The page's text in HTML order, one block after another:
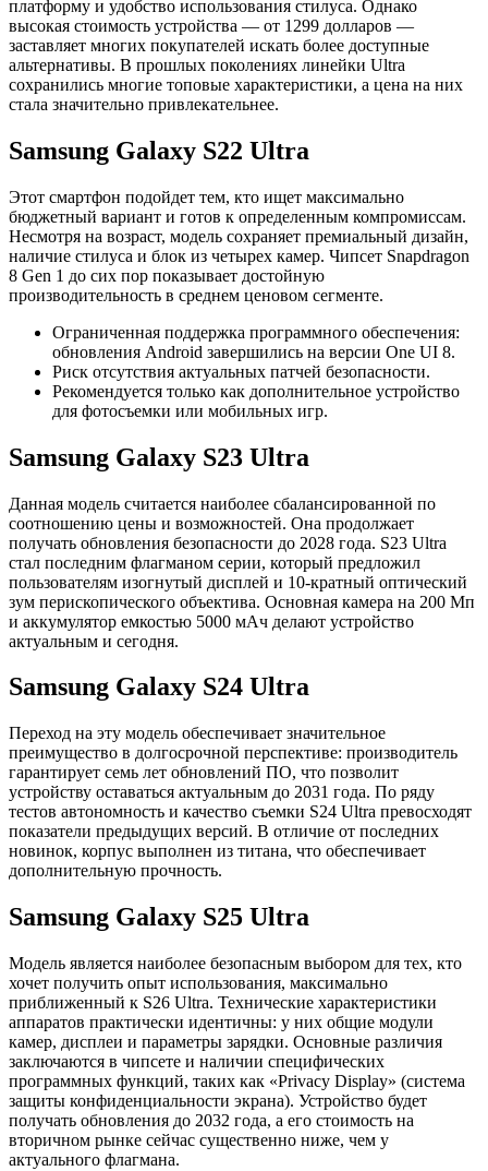
платформу и удобство использования стилуса. Однако
высокая стоимость устройства — от 1299 долларов —
заставляет многих покупателей искать более доступные
альтернативы. В прошлых поколениях линейки Ultra
сохранились многие топовые характеристики, а цена на них
стала значительно привлекательнее.
Samsung Galaxy S22 Ultra
Этот смартфон подойдет тем, кто ищет максимально
бюджетный вариант и готов к определенным компромиссам.
Несмотря на возраст, модель сохраняет премиальный дизайн,
наличие стилуса и блок из четырех камер. Чипсет Snapdragon
8 Gen 1 до сих пор показывает достойную
производительность в среднем ценовом сегменте.
Ограниченная поддержка программного обеспечения:
обновления Android завершились на версии One UI 8.
Риск отсутствия актуальных патчей безопасности.
Рекомендуется только как дополнительное устройство
для фотосъемки или мобильных игр.
Samsung Galaxy S23 Ultra
Данная модель считается наиболее сбалансированной по
соотношению цены и возможностей. Она продолжает
получать обновления безопасности до 2028 года. S23 Ultra
стал последним флагманом серии, который предложил
пользователям изогнутый дисплей и 10-кратный оптический
зум перископического объектива. Основная камера на 200 Мп
и аккумулятор емкостью 5000 мАч делают устройство
актуальным и сегодня.
Samsung Galaxy S24 Ultra
Переход на эту модель обеспечивает значительное
преимущество в долгосрочной перспективе: производитель
гарантирует семь лет обновлений ПО, что позволит
устройству оставаться актуальным до 2031 года. По ряду
тестов автономность и качество съемки S24 Ultra превосходят
показатели предыдущих версий. В отличие от последних
новинок, корпус выполнен из титана, что обеспечивает
дополнительную прочность.
Samsung Galaxy S25 Ultra
Модель является наиболее безопасным выбором для тех, кто
хочет получить опыт использования, максимально
приближенный к S26 Ultra. Технические характеристики
аппаратов практически идентичны: у них общие модули
камер, дисплеи и параметры зарядки. Основные различия
заключаются в чипсете и наличии специфических
программных функций, таких как «Privacy Display» (система
защиты конфиденциальности экрана). Устройство будет
получать обновления до 2032 года, а его стоимость на
вторичном рынке сейчас существенно ниже, чем у
актуального флагмана.